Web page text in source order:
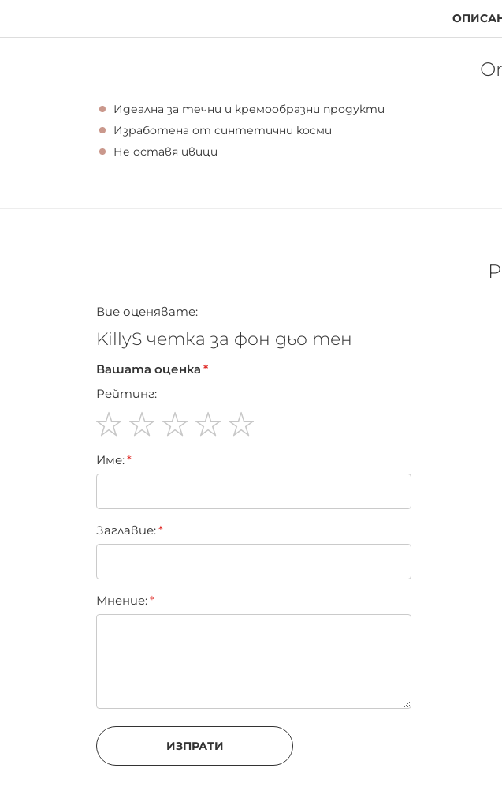
Идеална за течни и кремообразни продукти
Изработена от синтетични косми
Не оставя ивици
Вие оценявате:
KillyS четка за фон дьо тен
Вашата оценка
Рейтинг:
star
stars
stars
stars
stars
Име:
Заглавиe:
Мнение:
ИЗПРАТИ